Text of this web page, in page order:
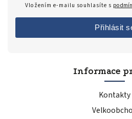
Informace
Kontakty
Vložením e-mailu souhlasíte s
Přihlásit